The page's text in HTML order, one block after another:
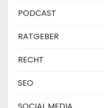
PODCAST
RATGEBER
RECHT
SEO